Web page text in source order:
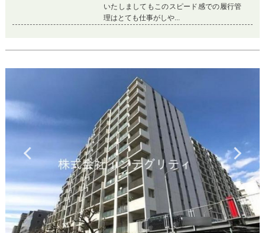
いたしましてもこのスピード感での履行管
理はとても仕事がしや...
Previous